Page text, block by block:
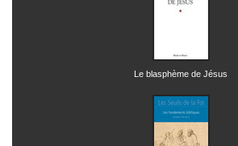
Le blasphème de Jésus